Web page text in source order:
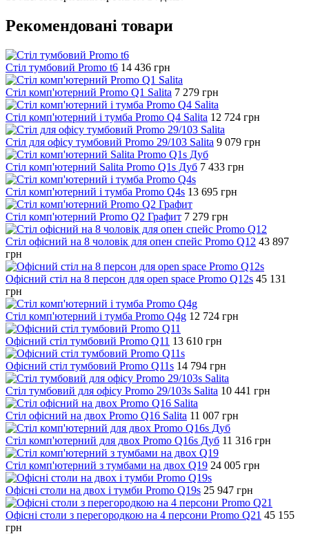
Рекомендовані товари
Стіл тумбовий Promo t6 14 436 грн
Стіл комп'ютерний Promo Q1 Salita 7 279 грн
Стіл комп'ютерний і тумба Promo Q4 Salita 12 724 грн
Стіл для офісу тумбовий Promo 29/103 Salita 9 079 грн
Стіл комп'ютерний Salita Promo Q1s Дуб 7 433 грн
Стіл комп'ютерний і тумба Promo Q4s 13 695 грн
Стіл комп'ютерний Promo Q2 Графит 7 279 грн
Стіл офісний на 8 чоловік для опен спейс Promo Q12 43 897
грн
Офісний стіл на 8 персон для open space Promo Q12s 45 131
грн
Стіл комп'ютерний і тумба Promo Q4g 12 724 грн
Офісний стіл тумбовий Promo Q11 13 610 грн
Офісний стіл тумбовий Promo Q11s 14 794 грн
Стіл тумбовий для офісу Promo 29/103s Salita 10 441 грн
Стіл офісний на двох Promo Q16 Salita 11 007 грн
Стіл комп'ютерний для двох Promo Q16s Дуб 11 316 грн
Стіл комп'ютерний з тумбами на двох Q19 24 005 грн
Офісні столи на двох і тумби Promo Q19s 25 947 грн
Офісні столи з перегородкою на 4 персони Promo Q21 45 155
грн